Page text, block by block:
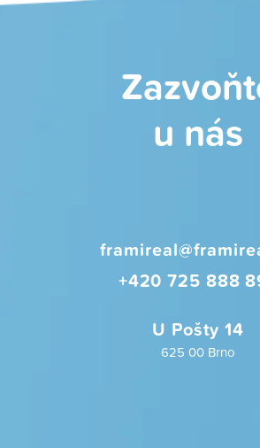
u nás
+420 725 888
U Pošty 14
625 00 Brno